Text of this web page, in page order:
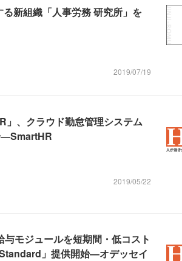
新組織「人事労務 研究所」を
2019/07/19
」、クラウド勤怠管理システム
―SmartHR
2019/05/22
モジュールを短期間・低コスト
」提供開始―オデッセイ